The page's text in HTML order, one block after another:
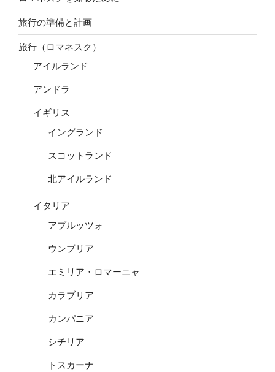
旅行の準備と計画
旅行（ロマネスク）
アイルランド
アンドラ
イギリス
イングランド
スコットランド
北アイルランド
イタリア
アブルッツォ
ウンブリア
エミリア・ロマーニャ
カラブリア
カンパニア
シチリア
トスカーナ